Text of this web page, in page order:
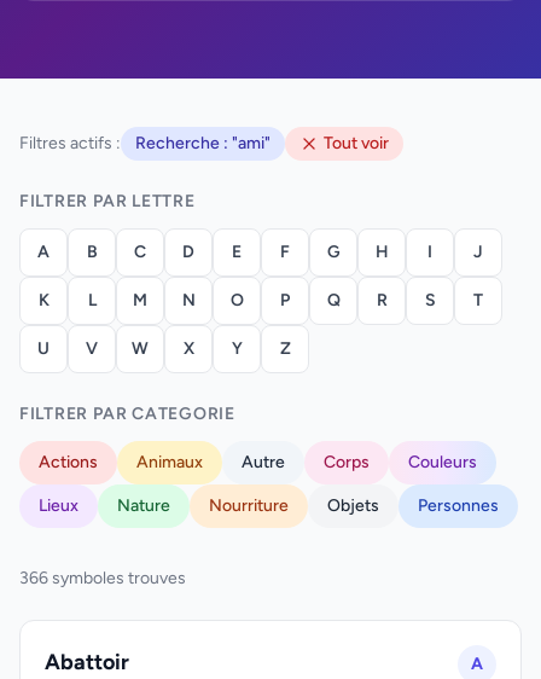
Filtres actifs : Recherche : "ami" Tout voir
FILTRER PAR LETTRE
A B C D E F G H I J
K L M N O P Q R S T
U V W X Y Z
FILTRER PAR CATEGORIE
Actions Animaux Autre Corps Couleurs
Lieux Nature Nourriture Objets Personnes
366 symboles trouves
Abattoir A